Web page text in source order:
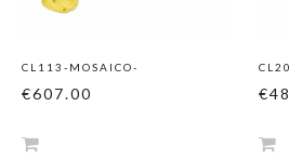
CL113-MOSAICO-
€607.00